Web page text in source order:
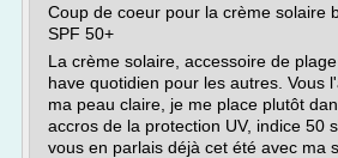
Coup de coeur pour la crème solaire
SPF 50+
La crème solaire, accessoire de
have quotidien pour les autres. Vous
ma peau claire, je me place plutôt
accros de la protection UV, indice 50
vous en parlais déjà cet été avec ma